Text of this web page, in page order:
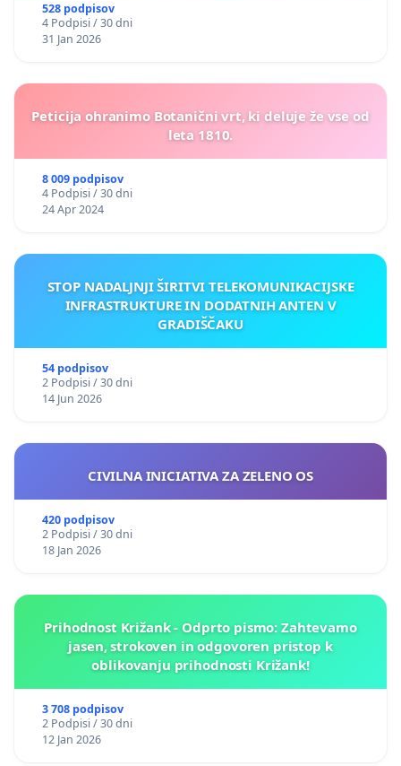
528 podpisov
4 Podpisi / 30 dni
31 Jan 2026
Peticija ohranimo Botanični vrt, ki deluje že vse od
leta 1810.
8 009 podpisov
4 Podpisi / 30 dni
24 Apr 2024
STOP NADALJNJI ŠIRITVI TELEKOMUNIKACIJSKE
INFRASTRUKTURE IN DODATNIH ANTEN V
GRADIŠČAKU
54 podpisov
2 Podpisi / 30 dni
14 Jun 2026
CIVILNA INICIATIVA ZA ZELENO OS
420 podpisov
2 Podpisi / 30 dni
18 Jan 2026
Prihodnost Križank - Odprto pismo: Zahtevamo
jasen, strokoven in odgovoren pristop k
oblikovanju prihodnosti Križank!
3 708 podpisov
2 Podpisi / 30 dni
12 Jan 2026